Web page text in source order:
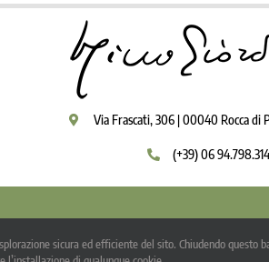
Via Frascati, 306 | 00040 Rocca di
(+39) 06
una Licenza Creative Commons ed è stato
sicura ed efficiente del sito. Chiudendo